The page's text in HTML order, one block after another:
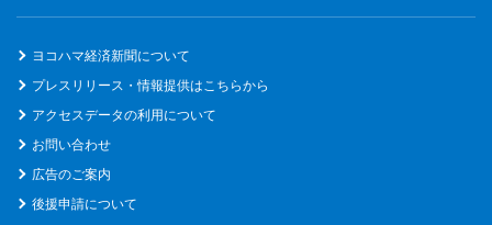
ヨコハマ経済新聞について
プレスリリース・情報提供はこちらから
アクセスデータの利用について
お問い合わせ
広告のご案内
後援申請について